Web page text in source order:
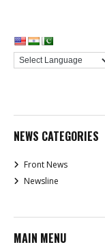
NEWS CATEGORIES
Front News
Newsline
MAIN MENU